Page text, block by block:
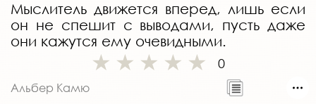
Мыслитель движется вперед, лишь если
он не спешит с выводами, пусть даже
они кажутся ему очевидными.
0
Альбер Камю